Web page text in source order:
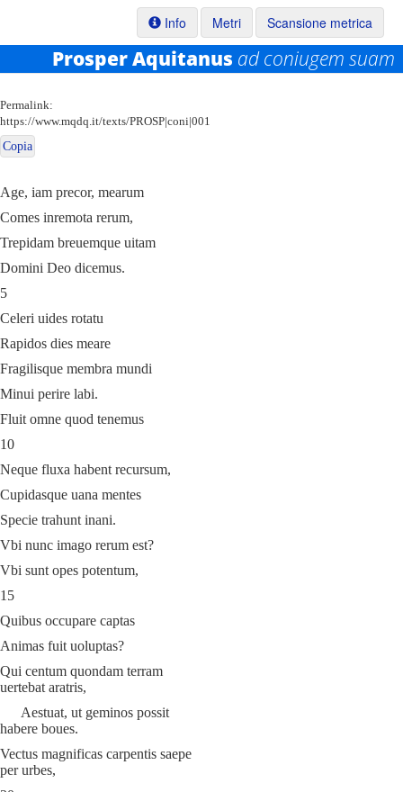
Info Metri Scansione metrica
Prosper Aquitanus ad coniugem suam
Permalink:
https://www.mqdq.it/texts/PROSP|coni|001
Copia
Age, iam precor, mearum
Comes inremota rerum,
Trepidam breuemque uitam
Domini Deo dicemus.
5
Celeri uides rotatu
Rapidos dies meare
Fragilisque membra mundi
Minui perire labi.
Fluit omne quod tenemus
10
Neque fluxa habent recursum,
Cupidasque uana mentes
Specie trahunt inani.
Vbi nunc imago rerum est?
Vbi sunt opes potentum,
15
Quibus occupare captas
Animas fuit uoluptas?
Qui centum quondam terram
uertebat aratris,
Aestuat, ut geminos possit
habere boues.
Vectus magnificas carpentis saepe
per urbes,